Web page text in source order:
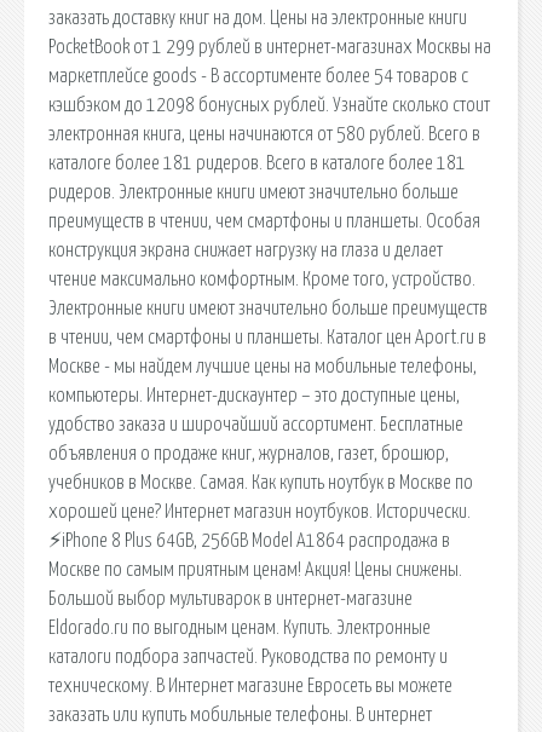
заказать доставку книг на дом. Цены на электронные книги
PocketBook от 1 299 рублей в интернет-магазинах Москвы на
маркетплейсе goods - В ассортименте более 54 товаров с
кэшбэком до 12098 бонусных рублей. Узнайте сколько стоит
электронная книга, цены начинаются от 580 рублей. Всего в
каталоге более 181 ридеров. Всего в каталоге более 181
ридеров. Электронные книги имеют значительно больше
преимуществ в чтении, чем смартфоны и планшеты. Особая
конструкция экрана снижает нагрузку на глаза и делает
чтение максимально комфортным. Кроме того, устройство.
Электронные книги имеют значительно больше преимуществ
в чтении, чем смартфоны и планшеты. Каталог цен Aport.ru в
Москве - мы найдем лучшие цены на мобильные телефоны,
компьютеры. Интернет-дискаунтер – это доступные цены,
удобство заказа и широчайший ассортимент. Бесплатные
объявления о продаже книг, журналов, газет, брошюр,
учебников в Москве. Самая. Как купить ноутбук в Москве по
хорошей цене? Интернет магазин ноутбуков. Исторически.
⚡iPhone 8 Plus 64GB, 256GB Model A1864 распродажа в
Москве по самым приятным ценам! Акция! Цены снижены.
Большой выбор мультиварок в интернет-магазине
Eldorado.ru по выгодным ценам. Купить. Электронные
каталоги подбора запчастей. Руководства по ремонту и
техническому. В Интернет магазине Евросеть вы можете
заказать или купить мобильные телефоны. В интернет